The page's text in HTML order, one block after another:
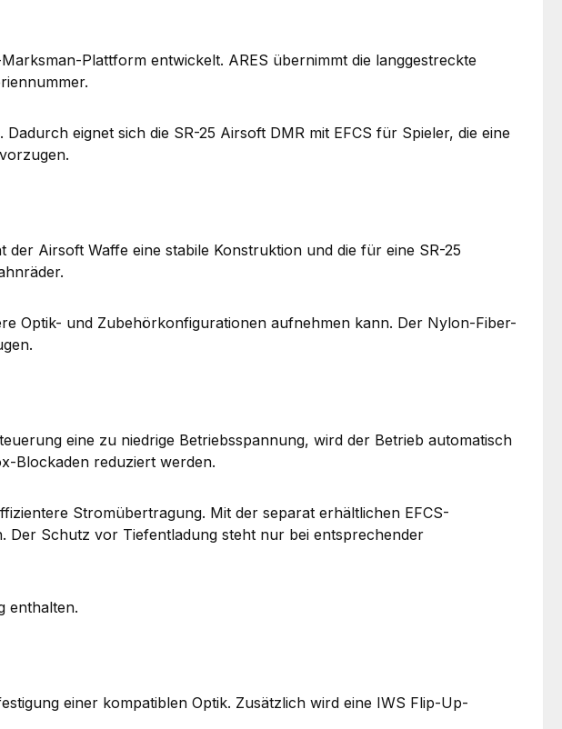
Plattform entwickelt. ARES übernimmt die langgestreckte
eignet sich die SR-25 Airsoft DMR mit EFCS für Spieler, die eine
Airsoft Waffe eine stabile Konstruktion und die für eine SR-25
Optik- und Zubehörkonfigurationen aufnehmen kann. Der Nylon-Fiber-
eine zu niedrige Betriebsspannung, wird der Betrieb automatisch
Blockaden reduziert werden.
Stromübertragung. Mit der separat erhältlichen EFCS-
Der Schutz vor Tiefentladung steht nur bei entsprechender
enthalten.
einer kompatiblen Optik. Zusätzlich wird eine IWS Flip-Up-